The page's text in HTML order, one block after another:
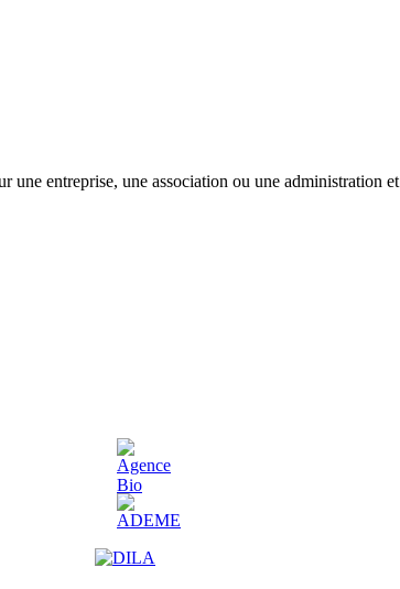
une entreprise, une association ou une administration et